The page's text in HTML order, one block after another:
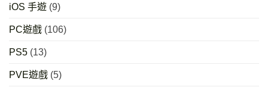
iOS 手遊 (9)
PC遊戲 (106)
PS5 (13)
PVE遊戲 (5)